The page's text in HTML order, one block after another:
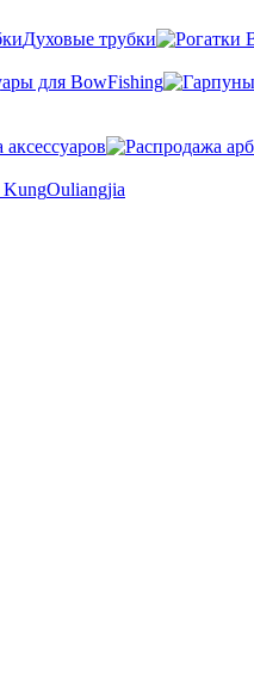
Духовые трубки
для BowFishing
KungOuliangjia